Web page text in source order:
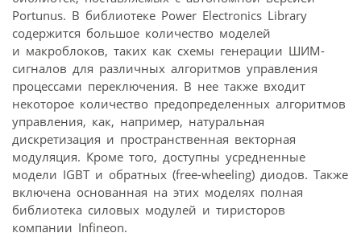
Portunus. В библиотеке Power Electronics Library
содержится большое количество моделей
и макроблоков, таких как схемы генерации ШИМ-
сигналов для различных алгоритмов управления
процессами переключения. В нее также входит
некоторое количество предопределенных алгоритмов
управления, как, например, натуральная
дискретизация и пространственная векторная
модуляция. Кроме того, доступны усредненные
модели IGBT и обратных (free-wheeling) диодов. Также
включена основанная на этих моделях полная
библиотека силовых модулей и тиристоров
компании Infineon.